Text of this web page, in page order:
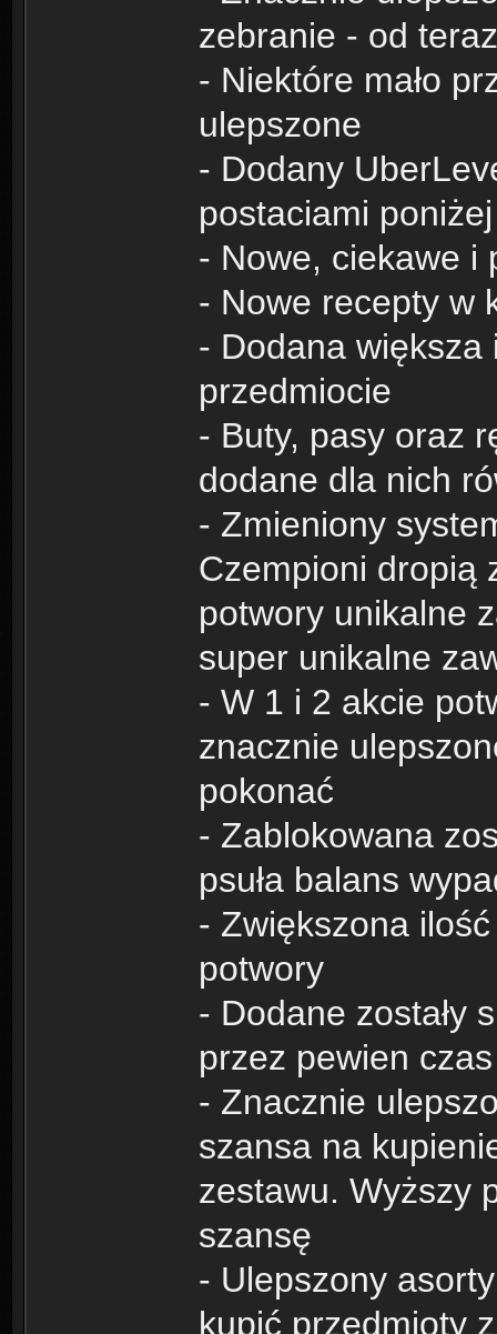
zebranie - od
- Niektóre mało
ulepszone
- Dodany
postaciami
- Nowe, ciekawe i
- Nowe recepty w
- Dodana większa
przedmiocie
- Buty, pasy oraz
dodane dla nich
- Zmieniony
Czempioni dropią
potwory unikalne
super unikalne
- W 1 i 2 akcie
znacznie
pokonać
- Zablokowana
psuła balans
- Zwiększona
potwory
- Dodane zostały
przez pewien czas
- Znacznie
szansa na
zestawu. Wyższy
szansę
- Ulepszony
kupić przedmioty